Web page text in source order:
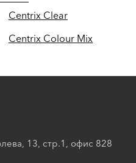
Centrix Clear
Centrix Colour Mix
13, стр.1, офис 828